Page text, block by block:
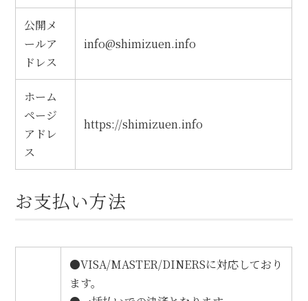
公開メ
ールア
ドレス
info@shimizuen.info
ホーム
ページ
アドレ
ス
https://shimizuen.info
お支払い方法
●VISA/MASTER/DINERSに対応しており
ます。